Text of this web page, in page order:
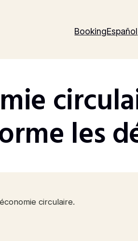
BookingEspañol
les
circulaire.